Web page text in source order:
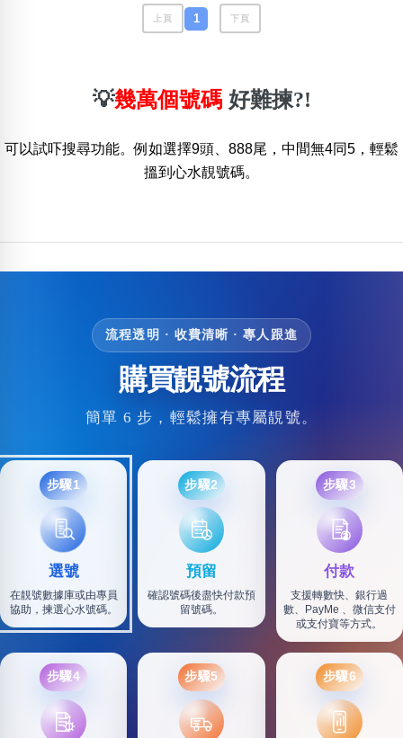
清除全部分類
上頁 1 下頁
💡幾萬個號碼 好難揀?!
可以試吓搜尋功能。例如選擇9頭、888尾，中間無4同5，輕鬆
搵到心水靚號碼。
流程透明 · 收費清晰 · 專人跟進
購買靚號流程
簡單 6 步，輕鬆擁有專屬靚號。
步驟1
選號
在靚號數據庫或由專員
協助，揀選心水號碼。
步驟2
預留
確認號碼後盡快付款預
留號碼。
步驟3
付款
支援轉數快、銀行過
數、PayMe 、微信支付
或支付寶等方式。
步驟4 步驟5
SF
步驟6